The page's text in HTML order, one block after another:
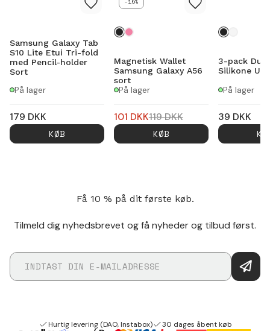
Samsung Galaxy Tab
S10 Lite Etui Tri-fold
med Pencil-holder
Sort
På lager
179 DKK
KØB
Magnetisk Wallet
Samsung Galaxy A56
sort
På lager
101 DKK119DKK
KØB
3-pack
Silikone
På lager
39 DKK
Få 10 % på dit første køb.
Tilmeld dig nyhedsbrevet og få nyheder og tilbud først.
Hurtig levering (DAO, Instabox) 30 dages åbent køb